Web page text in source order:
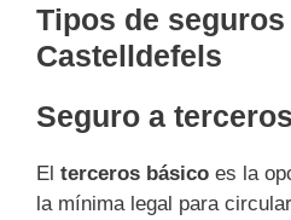
Tipos de
Castelldefels
Seguro a
El terceros básico es la
la mínima legal para